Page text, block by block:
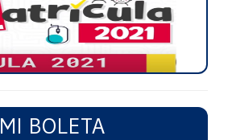
MI BOLETA